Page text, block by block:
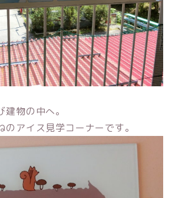
物の中へ。
アイス見学コーナーです。